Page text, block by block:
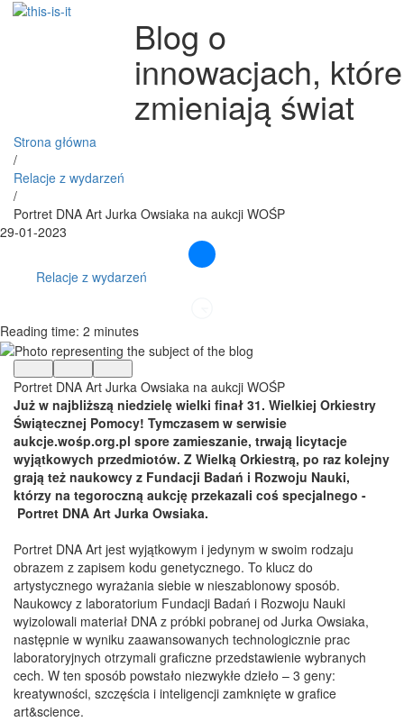
Blog o
innowacjach, które
zmieniają świat
Strona główna
/
Relacje z wydarzeń
/
Portret DNA Art Jurka Owsiaka na aukcji WOŚP
29-01-2023
Relacje z wydarzeń
Reading time: 2 minutes
Portret DNA Art Jurka Owsiaka na aukcji WOŚP
Już w najbliższą niedzielę wielki finał 31. Wielkiej Orkiestry
Świątecznej Pomocy! Tymczasem w serwisie
aukcje.wośp.org.pl spore zamieszanie, trwają licytacje
wyjątkowych przedmiotów. Z Wielką Orkiestrą, po raz kolejny
grają też naukowcy z Fundacji Badań i Rozwoju Nauki,
którzy na tegoroczną aukcję przekazali coś specjalnego -
Portret DNA Art Jurka Owsiaka.
Portret DNA Art jest wyjątkowym i jedynym w swoim rodzaju
obrazem z zapisem kodu genetycznego. To klucz do
artystycznego wyrażania siebie w nieszablonowy sposób.
Naukowcy z laboratorium Fundacji Badań i Rozwoju Nauki
wyizolowali materiał DNA z próbki pobranej od Jurka Owsiaka,
następnie w wyniku zaawansowanych technologicznie prac
laboratoryjnych otrzymali graficzne przedstawienie wybranych
cech. W ten sposób powstało niezwykłe dzieło – 3 geny:
kreatywności, szczęścia i inteligencji zamknięte w grafice
art&science.